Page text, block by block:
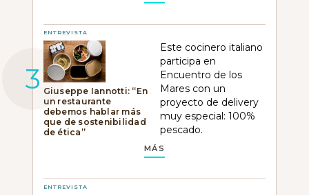
ENTREVISTA
Giuseppe Iannotti: “En
un restaurante
debemos hablar más
que de sostenibilidad
de ética”
Este cocinero italiano
participa en
Encuentro de los
Mares con un
proyecto de delivery
muy especial: 100%
pescado.
MÁS
ENTREVISTA